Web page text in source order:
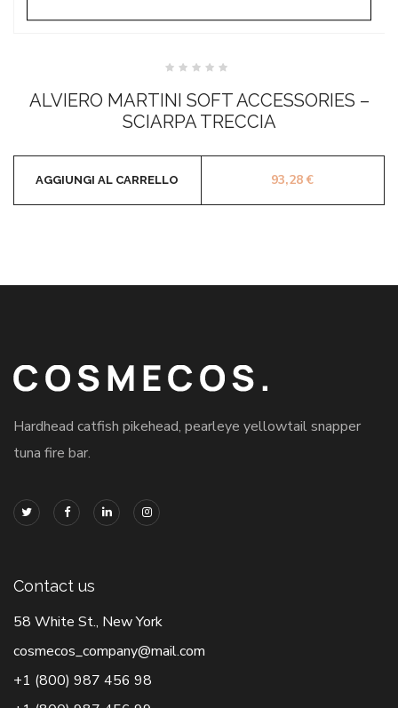
su
5
ALVIERO MARTINI SOFT ACCESSORIES –
SCIARPA TRECCIA
93,28€
AGGIUNGI AL CARRELLO
Hardhead catfish pikehead, pearleye yellowtail snapper
tuna fire bar.
Contact us
58 White St., New York
cosmecos_company@mail.com
+1 (800) 987 456 98